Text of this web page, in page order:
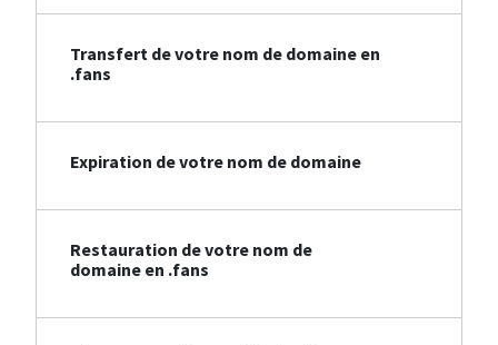
Transfert de votre nom de domaine en
.fans
Expiration de votre nom de domaine
Restauration de votre nom de
domaine en .fans